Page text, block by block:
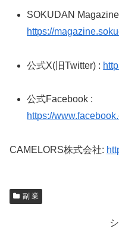
SOKUDAN
https://
公式X(旧Twitter) :
公式Facebook :
https://
CAMELORS株式会社:
副 業